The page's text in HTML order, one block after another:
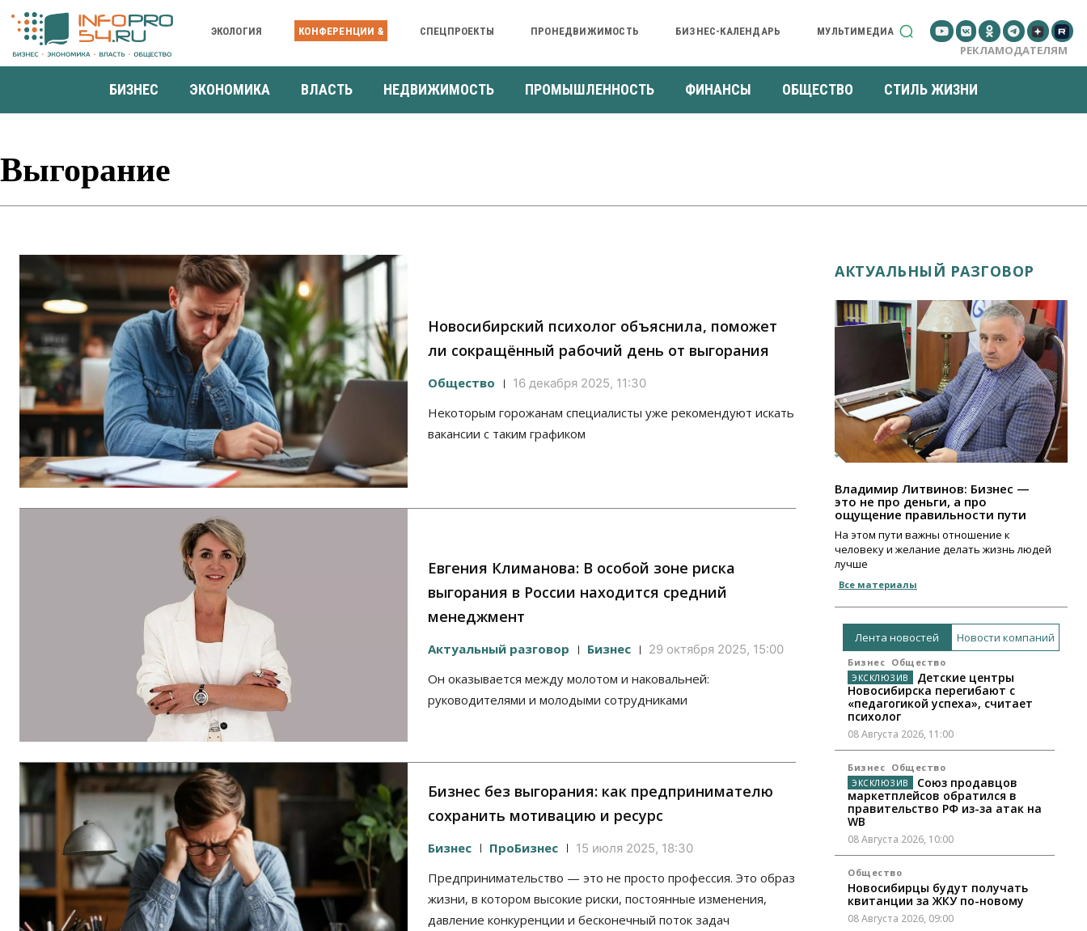
ЭКОЛОГИЯ КОНФЕРЕНЦИИ & СПЕЦПРОЕКТЫ ПРОНЕДВИЖИМОСТЬ БИЗНЕС-КАЛЕНДАРЬ МУЛЬТИМЕДИА
РЕКЛАМОДАТЕЛЯМ
БИЗНЕС ЭКОНОМИКА ВЛАСТЬ НЕДВИЖИМОСТЬ ПРОМЫШЛЕННОСТЬ ФИНАНСЫ ОБЩЕСТВО СТИЛЬ ЖИЗНИ
Выгорание
Новосибирский психолог объяснила, поможет
ли сокращённый рабочий день от выгорания
Общество 16 декабря 2025, 11:30
Некоторым горожанам специалисты уже рекомендуют искать
вакансии с таким графиком
Евгения Климанова: В особой зоне риска
выгорания в России находится средний
менеджмент
Актуальный разговор Бизнес 29 октября 2025, 15:00
Он оказывается между молотом и наковальней:
руководителями и молодыми сотрудниками
Бизнес без выгорания: как предпринимателю
сохранить мотивацию и ресурс
Бизнес ПроБизнес 15 июля 2025, 18:30
Предпринимательство — это не просто профессия. Это образ
жизни, в котором высокие риски, постоянные изменения,
давление конкуренции и бесконечный поток задач
АКТУАЛЬНЫЙ РАЗГОВОР
Владимир Литвинов: Бизнес —
это не про деньги, а про
ощущение правильности пути
На этом пути важны отношение к
человеку и желание делать жизнь людей
лучше
Все материалы
Лента новостей Новости компаний
Бизнес Общество
Детские центры
Новосибирска перегибают с
«педагогикой успеха», считает
психолог
08 Августа 2026, 11:00
Бизнес Общество
Союз продавцов
маркетплейсов обратился в
правительство РФ из-за атак на
WB
08 Августа 2026, 10:00
Общество
Новосибирцы будут получать
квитанции за ЖКУ по-новому
08 Августа 2026, 09:00